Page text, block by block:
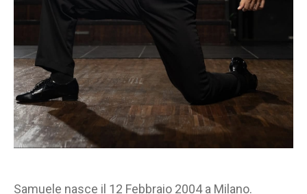
Samuele nasce il 12 Febbraio 2004 a Milano.